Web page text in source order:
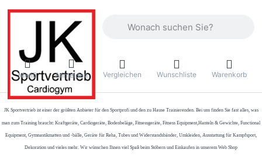
Menü Anmelden Vergleichen Wunschliste Warenkorb
JK Sportvertrieb ist einer der größten Anbieter für den Sportprofi und den zu Hause Trainierenden. Bei uns finden Sie fast alles, was
man zum Training braucht: Kraftgeräte, Cardiogeräte, Bodenbeläge, Fitnessgeräte, Fitness Equipment,Hanteln & Gewichte, Functional
Equipment, Gymnastikmatten und -bälle, Geräte für Reha, Tubes und Widerstandsbänder, Umkleiden, Ausstattung für Kampfsport,
Dekoration und vieles mehr. Wir wünschen Ihnen viel Spaß beim Stöbern und Einkaufen in unserem Web Shop